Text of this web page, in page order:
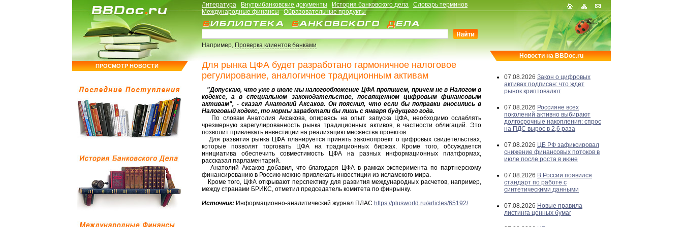
ПРОСМОТР НОВОСТИ
Литература Внутрибанковские документы История банковского дела
Словарь терминов
Международные финансы
Образовательные продукты
Например,Проверка клиентов банками
Для рынка ЦФА будет разработано гармоничное налоговое
регулирование, аналогичное традиционным активам
"Допускаю, что уже в июле мы налогообложение ЦФА пропишем, причем не в Налогом в
кодексе, а в специальном законодательстве, посвященном цифровым финансовым
активам", - сказал Анатолий Аксаков. Он пояснил, что если бы поправки вносились в
Налоговый кодекс, то нормы заработали бы лишь с января будущего года.
По словам Анатолия Аксакова, опираясь на опыт запуска ЦФА, необходимо ослаблять
чрезмерную зарегулированность рынка традиционных активов, в частности облигаций. Это
позволит привлекать инвестиции на реализацию множества проектов.
Для развития рынка ЦФА планируется принять законопроект о цифровых свидетельствах,
которые позволят торговать ЦФА на традиционных биржах. Кроме того, обсуждается
инициатива обеспечить совместимость ЦФА на разных информационных платформах,
рассказал парламентарий.
Анатолий Аксаков добавил, что благодаря ЦФА в рамках эксперимента по партнерскому
финансированию в Россию можно привлекать инвестиции из исламского мира.
Кроме того, ЦФА открывают перспективу для развития международных расчетов, например,
между странами БРИКС, отметил председатель комитета по финрынку.
Источник: Информационно-аналитический журнал ПЛАС https://plusworld.ru/articles/65192/
Новости на BBDoc.ru
07.08.2026 Закон о цифровых
активах подписан: что ждет
рынок криптовалют
07.08.2026 Россияне всех
поколений активно выбирают
долгосрочные накопления: спрос
на ПДС вырос в 2,6 раза
07.08.2026 ЦБ РФ зафиксировал
снижение финансовых потоков в
июле после роста в июне
07.08.2026 В России появился
стандарт по работе с
синтетическими данными
07.08.2026 Новые правила
листинга ценных бумаг